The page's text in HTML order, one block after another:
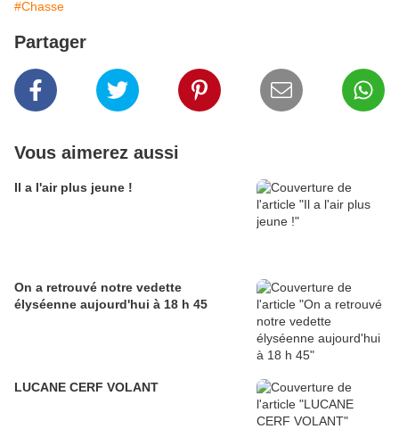
#Chasse
Partager
Vous aimerez aussi
Il a l'air plus jeune !
On a retrouvé notre vedette
élyséenne aujourd'hui à 18 h 45
LUCANE CERF VOLANT